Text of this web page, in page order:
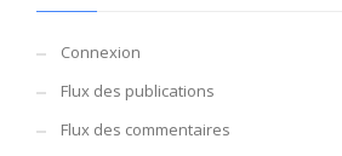
Connexion
Flux des publications
Flux des commentaires